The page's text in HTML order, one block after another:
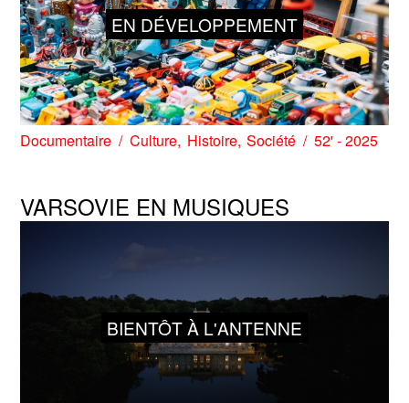
EN DÉVELOPPEMENT
Documentaire Culture Histoire Société 52' - 2025
VARSOVIE EN MUSIQUES
BIENTÔT À L'ANTENNE